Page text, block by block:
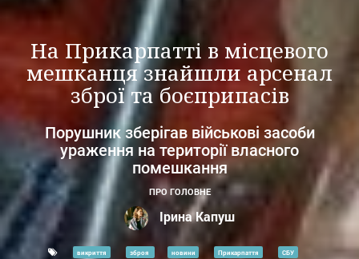
На Прикарпатті в місцевого
мешканця знайшли арсенал
зброї та боєприпасів
Порушник зберігав військові засоби
ураження на території власного
помешкання
ПРО ГОЛОВНЕ
Ірина Капуш
викриття зброя новини Прикарпаття СБУ